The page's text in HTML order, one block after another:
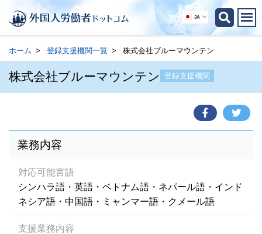
JA
ホーム 登録支援機関一覧 株式会社ブルーマウンテン
株式会社ブルーマウンテン 登録支援機関
業務内容
対応可能言語
シンハラ語・英語・ベトナム語・ネパール語・インド
ネシア語・中国語・ミャンマー語・クメール語
支援業務内容